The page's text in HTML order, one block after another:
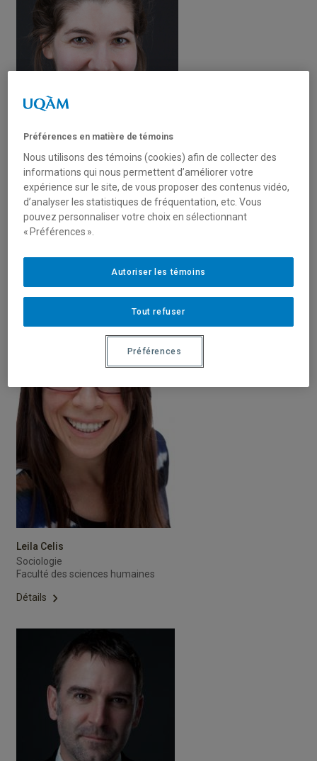
Geneviève Dorais
Histoire
Faculté des sciences humaines
Détails
Chercheurs
Leila Celis
Sociologie
Faculté des sciences humaines
Détails
Préférences en matière de témoins
Nous utilisons des témoins (cookies) afin de collecter des
informations qui nous permettent d’améliorer votre
expérience sur le site, de vous proposer des contenus vidéo,
d’analyser les statistiques de fréquentation, etc. Vous
pouvez personnaliser votre choix en sélectionnant
« Préférences ».
Tout refuser
Autoriser les témoins
Préférences